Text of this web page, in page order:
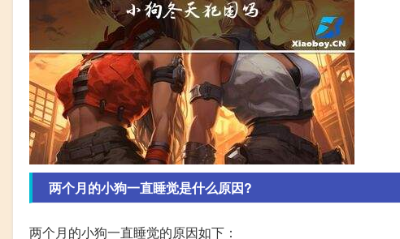
两个月的小狗一直睡觉是什么原因?
两个月的小狗一直睡觉的原因如下：